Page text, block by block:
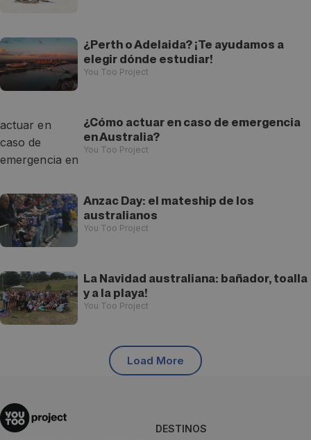
¿Perth o Adelaida? ¡Te ayudamos a
elegir dónde estudiar!
You Too Project
¿Cómo actuar en caso de emergencia
en Australia?
You Too Project
Anzac Day: el mateship de los
australianos
You Too Project
La Navidad australiana: bañador, toalla
y a la playa!
You Too Project
Load More
DESTINOS